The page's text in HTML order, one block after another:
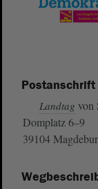
Postanschrift
Landtag von
Domplatz 6–9
39104